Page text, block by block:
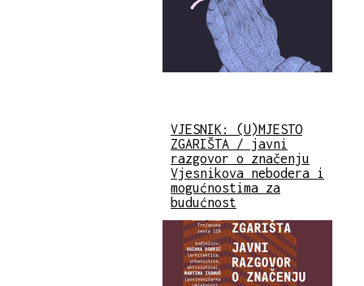
VJESNIK: (U)MJESTO
ZGARIŠTA / javni
razgovor o značenju
Vjesnikova nebodera i
mogućnostima za
budućnost